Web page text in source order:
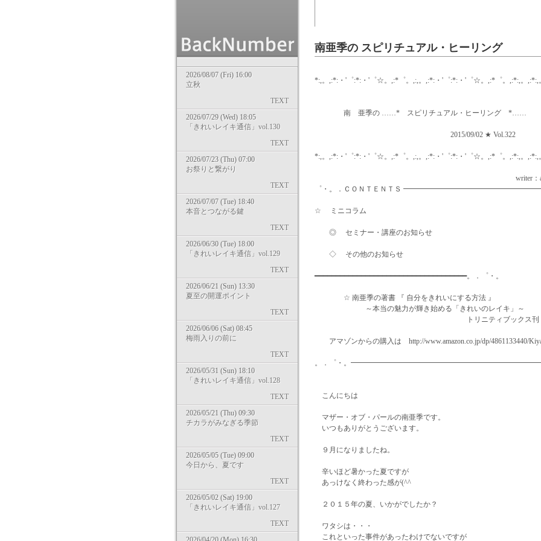
2026/08/07 (Fri) 16:00
立秋
TEXT
2026/07/29 (Wed) 18:05
「きれいレイキ通信」vol.130
TEXT
2026/07/23 (Thu) 07:00
お祭りと繋がり
TEXT
2026/07/07 (Tue) 18:40
本音とつながる鍵
TEXT
2026/06/30 (Tue) 18:00
「きれいレイキ通信」vol.129
TEXT
2026/06/21 (Sun) 13:30
夏至の開運ポイント
TEXT
2026/06/06 (Sat) 08:45
梅雨入りの前に
TEXT
2026/05/31 (Sun) 18:10
「きれいレイキ通信」vol.128
TEXT
2026/05/21 (Thu) 09:30
チカラがみなぎる季節
TEXT
2026/05/05 (Tue) 09:00
今日から、夏です
TEXT
2026/05/02 (Sat) 19:00
「きれいレイキ通信」vol.127
TEXT
南亜季の スピリチュアル・ヒーリング
*:,。,:*:・'゜:*:・'゜☆。,:*゜。,:,。,:*:・'゜:*:・'゜☆。,:*゜。,:*:,。,:*:,
南 亜季の ……* スピリチュアル・ヒーリング *……
2015/09/02 ★ Vol.322
*:,。,:*:・'゜:*:・'゜☆。,:*゜。,:,。,:*:・'゜:*:・'゜☆。,:*゜。,:*:,。,:*:,
writer：aki
゜・。．ＣＯＮＴＥＮＴＳ
☆ ミニコラム
◎ セミナー・講座のお知らせ
◇ その他のお知らせ
━━━━━━━━━━━━━━━━━━━━━━━━━━━━━━━━━━━━。．゜・。
☆ 南亜季の著書 『 自分をきれいにする方法 』
～本当の魅力が輝き始める「きれいのレイキ」～
トリニティブックス刊・
アマゾンからの購入は http://www.amazon.co.jp/dp/4861133440/
。．゜・。
こんにちは
マザー・オブ・パールの南亜季です。
いつもありがとうございます。
９月になりましたね。
辛いほど暑かった夏ですが
あっけなく終わった感が(^^ゞ
２０１５年の夏、いかがでしたか？
ワタシは・・・
これといった事件があったわけでないですが